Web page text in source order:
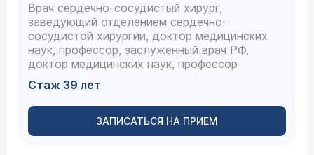
Врач сердечно-сосудистый хирург,
заведующий отделением сердечно-
сосудистой хирургии, доктор медицинских
наук, профессор, заслуженный врач РФ,
доктор медицинских наук, профессор
Стаж 39 лет
ЗАПИСАТЬСЯ НА ПРИЕМ